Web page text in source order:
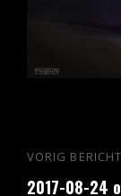
Bericht
Vorig
bericht
VORIG BERICHT
2017-08-24